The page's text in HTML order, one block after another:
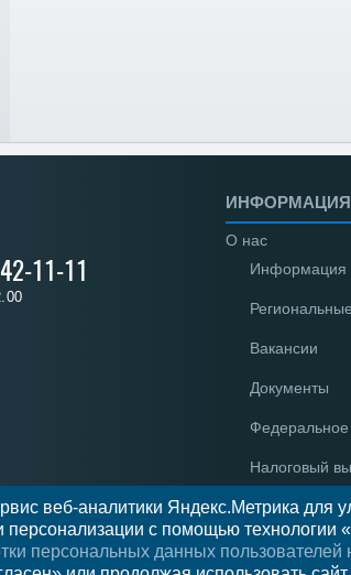
11-11
ИНФОРМАЦИЯ
О нас
Вакансии
Документы
Федеральное
Налоговый
Новости
Отзывы
веб-аналитики Яндекс.Метрика для
персонализации с помощью технологии
персональных данных